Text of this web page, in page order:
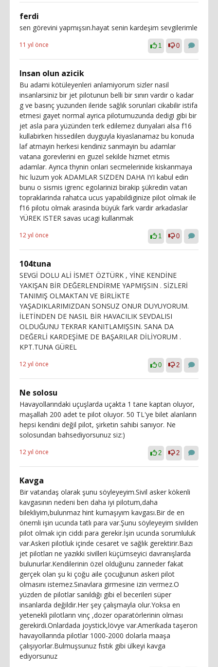
ferdi
sen görevini yapmışsın.hayat senin kardeşim sevgilerimle
11 yıl önce 1 0
Insan olun azicik
Bu adami kötüleyenleri anlamiyorum sizler nasil
insanlarsiniz bir jet pilotunun belli bir sınırı vardir o kadar
g ve basınç yuzunden ileride sağlık sorunlari cikabilir istifa
etmesi gayet normal ayrica pilotumuzunda dedigi gibi bir
jet asla para yüzünden terk edilemez dunyalari alsa f16
kullabirken hissedilen duyguyla kiyaslanamaz bu konuda
laf atmayin herkesi kendiniz sanmayin bu adamlar
vatana gorevlerini en guzel sekilde hizmet etmis
adamlar. Ayrıca thynin onlari secmelerinide kiskanmaya
hic luzum yok ADAMLAR SIZDEN DAHA IYI kabul edin
bunu o sismis igrenc egolarinizi birakip şükredin vatan
topraklarinda rahatca ucus yapabildiginize pilot olmak ile
f16 pilotu olmak arasinda büyük fark vardir arkadaslar
YÜREK ISTER savas ucagi kullanmak
12 yıl önce 1 0
104tuna
SEVGİ DOLU ALİ İSMET ÖZTÜRK , YİNE KENDİNE
YAKIŞAN BİR DEĞERLENDİRME YAPMIŞSIN . SİZLERİ
TANIMIŞ OLMAKTAN VE BİRLİKTE
YAŞADIKLARIMIZDAN SONSUZ ONUR DUYUYORUM.
İLETİNDEN DE NASIL BİR HAVACILIK SEVDALISI
OLDUĞUNU TEKRAR KANITLAMIŞSIN. SANA DA
DEĞERLİ KARDEŞİME DE BAŞARILAR DİLİYORUM .
KPT.TUNA GÜREL
12 yıl önce 0 2
Ne solosu
Havayollarındaki uçuşlarda uçakta 1 tane kaptan oluyor,
maşallah 200 adet te pilot oluyor. 50 TL'ye bilet alanların
hepsi kendini değil pilot, şirketin sahibi sanıyor. Ne
solosundan bahsediyorsunuz siz:)
12 yıl önce 2 2
Kavga
Bir vatandaş olarak şunu söyleyeyim.Sivil asker kökenli
kavgasının nedeni ben daha iyi pilotum,daha
bilekliyim,bulunmaz hint kumaşıyım kavgası.Bir de en
önemli işin ucunda tatlı para var.Şunu söyleyeyim sivilden
pilot olmak için ciddi para gerekir.İşin ucunda sorumluluk
var.Askeri pilotluk içinde cesaret ve sağlık gerektirir.Bazı
jet pilotları ne yazıkki sivilleri küçümseyici davranışlarda
bulunurlar.Kendilerinin özel olduğunu zanneder fakat
gerçek olan şu ki çoğu aile çocuğunun askeri pilot
olmasını istemez.Sınavlara girmesine izin vermez.O
yüzden de pilotlar sanıldığı gibi el becerileri süper
insanlarda değildir.Her şey çalışmayla olur.Yoksa en
yetenekli pilotların vinç ,dozer oparatörlerinin olması
gerekirdi.Onlardada joystick,lövye var.Amerikada taşeron
havayollarında pilotlar 1000-2000 dolarla maaşa
çalışıyorlar.Bulmuşsunuz fıstık gibi ülkeyi kavga
ediyorsunuz